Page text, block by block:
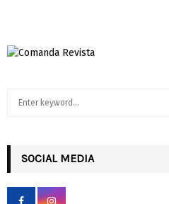
h
f
SOCIAL MEDIA